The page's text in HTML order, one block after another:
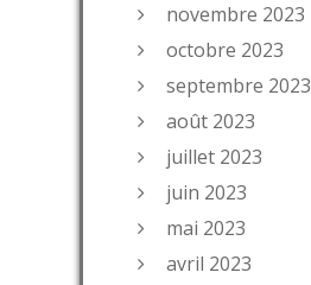
novembre 2023
octobre 2023
septembre 2023
août 2023
juillet 2023
juin 2023
mai 2023
avril 2023